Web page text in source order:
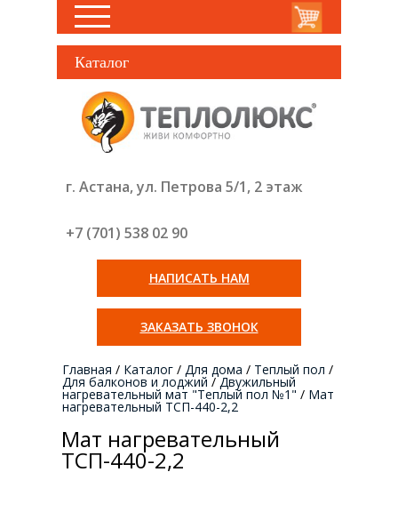
Каталог
г. Астана, ул. Петрова 5/1, 2 этаж
+7 (701) 538 02 90
НАПИСАТЬ НАМ
ЗАКАЗАТЬ ЗВОНОК
Главная / Каталог / Для дома / Теплый пол /
Для балконов и лоджий / Двужильный
нагревательный мат "Теплый пол №1" / Мат
нагревательный ТСП-440-2,2
Мат нагревательный
ТСП-440-2,2